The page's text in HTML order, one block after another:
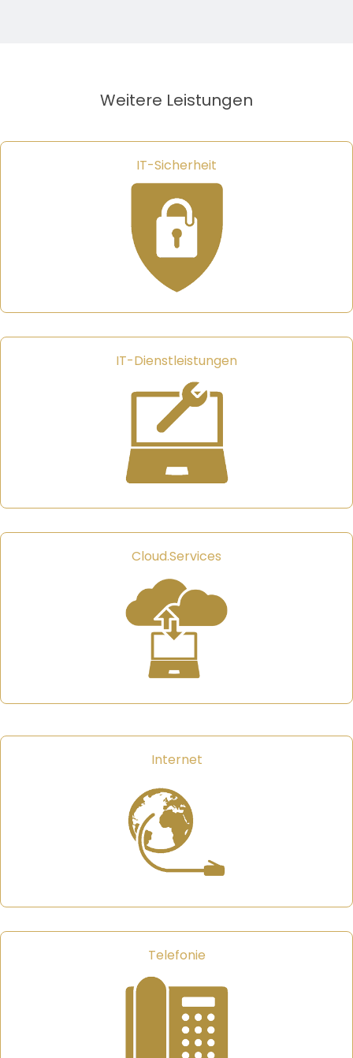
Weitere Leistungen
IT-Sicherheit
IT-Dienstleistungen
Cloud.Services
Internet
Telefonie